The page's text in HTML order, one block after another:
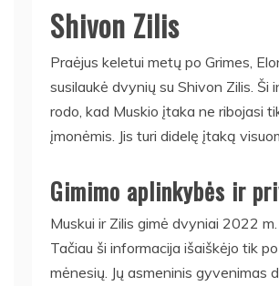
Shivon Zilis
Praėjus keletui metų po Grimes,
susilaukė dvynių su Shivon Zilis. Ši
rodo, kad Muskio įtaka ne ribojasi
įmonėmis. Jis turi didelę įtaką
Gimimo aplinkybės ir
Muskui ir Zilis gimė dvyniai 2022 m.
Tačiau ši informacija išaiškėjo tik
mėnesių. Jų asmeninis gyvenimas